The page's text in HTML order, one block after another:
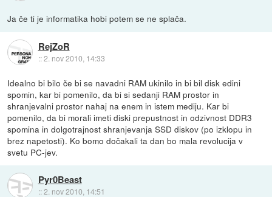
Ja če ti je informatika hobi potem se ne splača.
RejZoR
::2. nov 2010, 14:33
Idealno bi bilo če bi se navadni RAM ukinilo in bi bil disk edini
spomin, kar bi pomenilo, da bi si sedanji RAM prostor in
shranjevalni prostor nahaj na enem in istem mediju. Kar bi
pomenilo, da bi morali imeti diski prepustnost in odzivnost DDR3
spomina in dolgotrajnost shranjevanja SSD diskov (po izklopu in
brez napetosti). Ko bomo dočakali ta dan bo mala revolucija v
svetu PC-jev.
Pyr0Beast
::2. nov 2010, 14:51